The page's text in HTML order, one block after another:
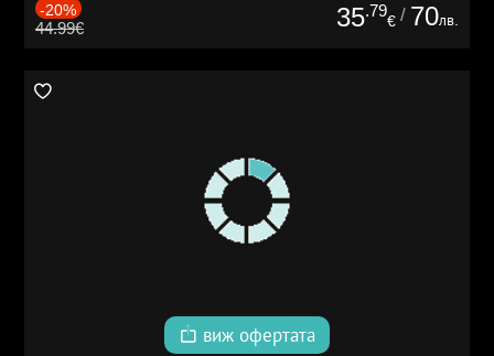
-20%
44.99€ 35.79
€ / 70лв.
виж офертата